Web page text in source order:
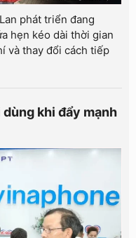
phát triển đang
hẹn kéo dài thời gian
và thay đổi cách tiếp
khi đẩy mạnh